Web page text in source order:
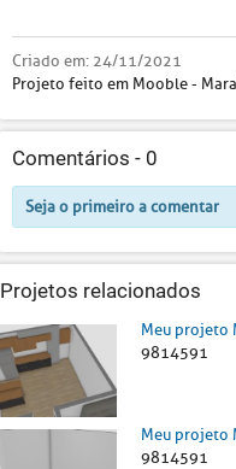
Criado em: 24/11/2021
Projeto feito em Mooble -
Comentários - 0
Seja o primeiro a comentar
Projetos relacionados
Meu projeto
9814591
Meu projeto
9814591